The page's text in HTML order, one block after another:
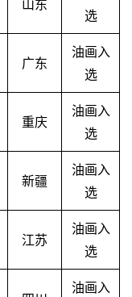
山东
选
广东
油画入
选
重庆
油画入
选
新疆
油画入
选
江苏
油画入
选
油画入